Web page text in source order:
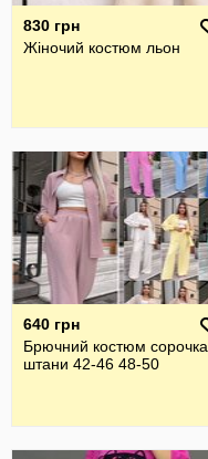
830 грн
Жіночий костюм льон
640 грн
Брючний костюм сорочка
штани 42-46 48-50